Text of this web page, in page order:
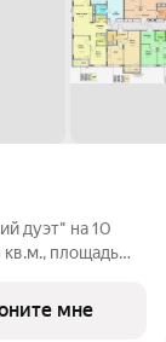
дуэт" на 10
кв.м., площадь
мне